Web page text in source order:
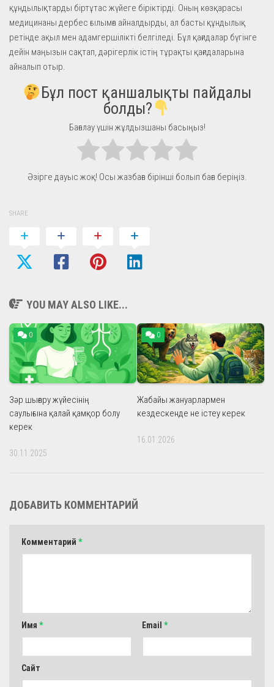
құндылықтарды біртұтас жүйеге біріктірді. Оның көзқарасы
медицинаны дербес ғылымға айналдырды, ал басты құндылық
ретінде ақыл мен адамгершілікті белгіледі. Бұл қағидалар бүгінге
дейін маңызын сақтап, дәрігерлік істің тұрақты қағидаларына
айналып отыр.
Бұл пост қаншалықты пайдалы
болды?
Бағалау үшін жұлдызшаны басыңыз!
Әзірге дауыс жоқ! Осы жазбаға бірінші болып баға беріңіз.
SHARE
YOU MAY ALSO LIKE...
0
Зәр шығару жүйесінің
саулығына қалай қамқор болу
керек
30.11.2025
0
Жабайы жануарлармен
кездескенде не істеу керек
16.01.2026
ДОБАВИТЬ КОММЕНТАРИЙ
Комментарий *
Имя * Email *
Сайт